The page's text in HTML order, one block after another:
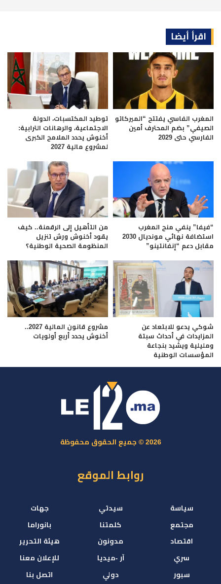
اقرأ أيضا
المغرب الفاسي يفتتح “الميركاتو
الصيفي” بضم المحترف أمين
الفارسي حتى 2029
توطيد المكتسبات، الدولة
الاجتماعية، والرهانات الترابية:
أخنوش يحدد الملامح الكبرى
لمشروع مالية 2027
“فيفا” ينفي منح المغرب
استضافة نهائي مونديال 2030
مقابل دعم “إنفانتينو”
من التأهيل إلى الرقمنة.. كيف
يقود أخنوش ورش تنزيل
المنظومة الصحية الوطنية؟
شوكي يدعو للابتعاد عن
المزايدات في أحداث سبتة
ومليلية ويشيد بنجاعة
المؤسسات الوطنية
مشروع قانون المالية 2027..
أخنوش يحدد أربع أولويات
2026 © جميع الحقوق محفوظة
روابط الموقع
سياسة
مجتمع
اقتصاد
سري
سبور
سيدتي
كلمتنا
مدونون
آر -ميديا
دولي
جهات
بانوراما
هيئة التحرير
للإعلان معنا
اتصل بنا